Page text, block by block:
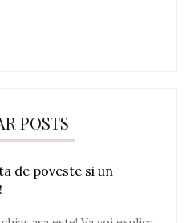
POSTS
de poveste si un